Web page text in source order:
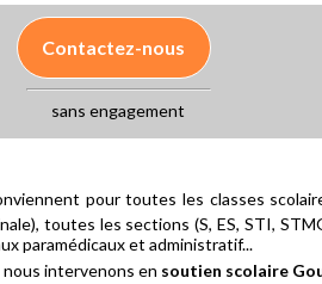
Contactez-nous
sans engagement
pour toutes les classes
toutes les sections (S, ES, STI,
paramédicaux et administratif...
intervenons en soutien scolaire